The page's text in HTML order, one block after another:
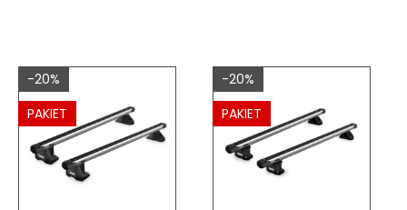
Do koszyka
Do koszyka
-20%
PAKIET
-20%
PAKIET